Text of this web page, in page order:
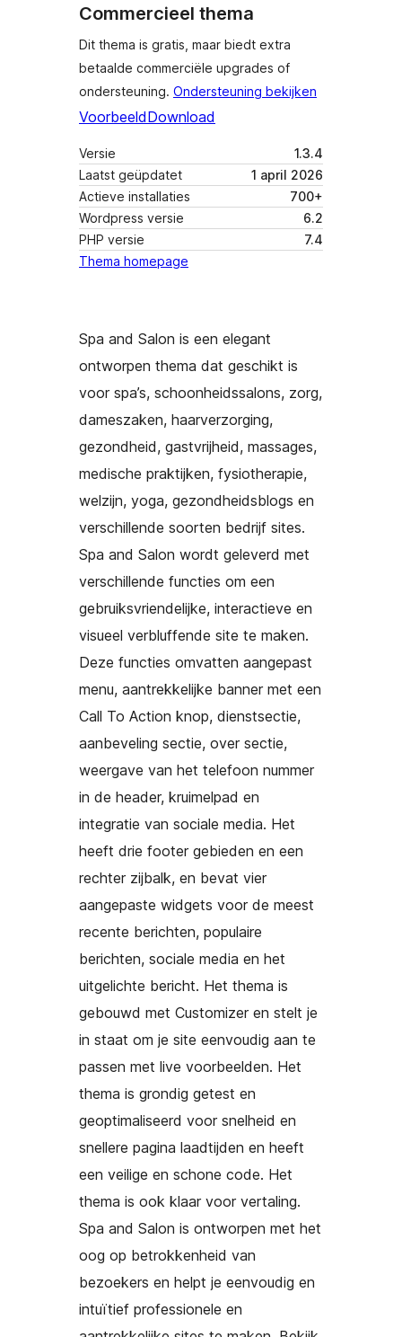
Commercieel thema
Dit thema is gratis, maar biedt extra
betaalde commerciële upgrades of
ondersteuning. Ondersteuning bekijken
VoorbeeldDownload
Versie
1.3.4
Laatst geüpdatet
1 april 2026
Actieve installaties
700+
Wordpress versie
6.2
PHP versie
7.4
Thema homepage
Spa and Salon is een elegant
ontworpen thema dat geschikt is
voor spa’s, schoonheidssalons, zorg,
dameszaken, haarverzorging,
gezondheid, gastvrijheid, massages,
medische praktijken, fysiotherapie,
welzijn, yoga, gezondheidsblogs en
verschillende soorten bedrijf sites.
Spa and Salon wordt geleverd met
verschillende functies om een
gebruiksvriendelijke, interactieve en
visueel verbluffende site te maken.
Deze functies omvatten aangepast
menu, aantrekkelijke banner met een
Call To Action knop, dienstsectie,
aanbeveling sectie, over sectie,
weergave van het telefoon nummer
in de header, kruimelpad en
integratie van sociale media. Het
heeft drie footer gebieden en een
rechter zijbalk, en bevat vier
aangepaste widgets voor de meest
recente berichten, populaire
berichten, sociale media en het
uitgelichte bericht. Het thema is
gebouwd met Customizer en stelt je
in staat om je site eenvoudig aan te
passen met live voorbeelden. Het
thema is grondig getest en
geoptimaliseerd voor snelheid en
snellere pagina laadtijden en heeft
een veilige en schone code. Het
thema is ook klaar voor vertaling.
Spa and Salon is ontworpen met het
oog op betrokkenheid van
bezoekers en helpt je eenvoudig en
intuïtief professionele en